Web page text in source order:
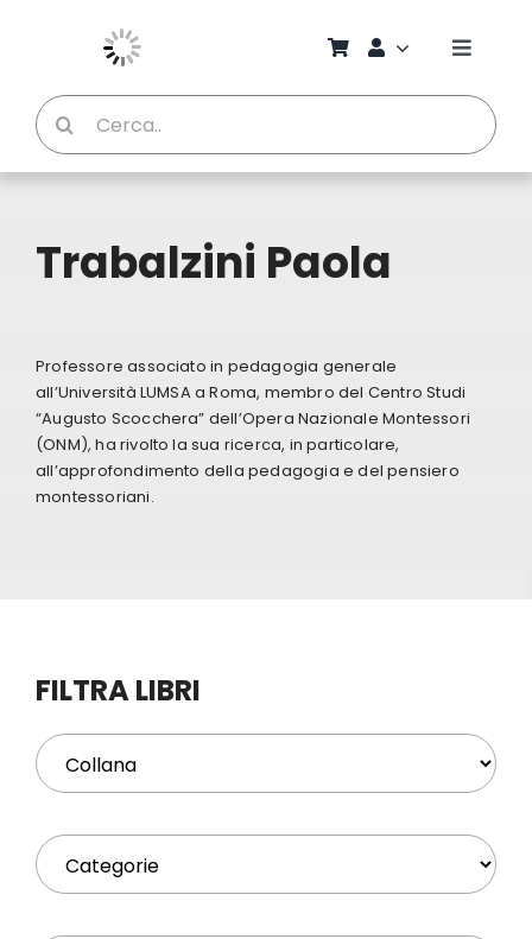
Toggle
Chi
Profilo
Cerca
per:
Trabalzini Paola
Professore associato in pedagogia generale
all’Università LUMSA a Roma, membro del Centro Studi
“Augusto Scocchera” dell’Opera Nazionale Montessori
(ONM), ha rivolto la sua ricerca, in particolare,
all’approfondimento della pedagogia e del pensiero
montessoriani.
FILTRA LIBRI